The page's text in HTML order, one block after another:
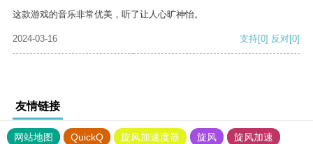
这款游戏的音乐非常优美，听了让人心旷神怡。
2024-03-16 支持[0] 反对[0]
友情链接
网站地图 QuickQ 旋风加速度器 旋风
旋风加速